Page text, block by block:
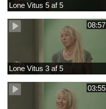
Lone Vitus 5 af 5
08:57
Lone Vitus 3 af 5
03:55